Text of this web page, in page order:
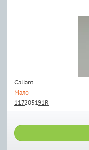
Gallant
Мало
117205191R